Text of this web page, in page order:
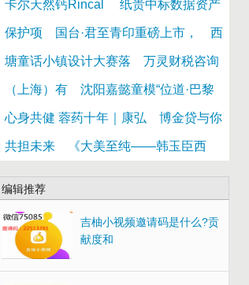
卡尔天然钙Rincal 纸贵中标数据资产
保护项 国台·君至青印重磅上市， 西
塘童话小镇设计大赛落 万灵财税咨询
（上海）有 沈阳嘉懿童模“位道·巴黎
心身共健 蓉药十年｜康弘 博金贷与你
共担未来 《大美至纯——韩玉臣西
编辑推荐
吉柚小视频邀请码是什么?贡
献度和